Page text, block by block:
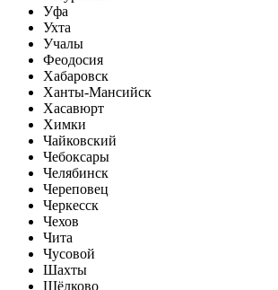
Уфа
Ухта
Учалы
Феодосия
Хабаровск
Ханты-Мансийск
Хасавюрт
Химки
Чайковский
Чебоксары
Челябинск
Череповец
Черкесск
Чехов
Чита
Чусовой
Шахты
Щёлково